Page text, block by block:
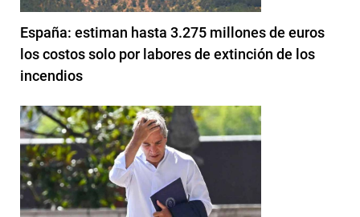
España: estiman hasta 3.275 millones de euros
los costos solo por labores de extinción de los
incendios